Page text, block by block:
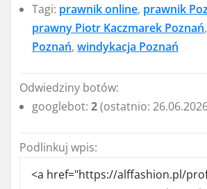
Tagi: prawnik online, prawnik
prawny Piotr Kaczmarek Poznań,
Poznań, windykacja Poznań
Odwiedziny botów:
googlebot: 2(ostatnio:
Podlinkuj wpis: